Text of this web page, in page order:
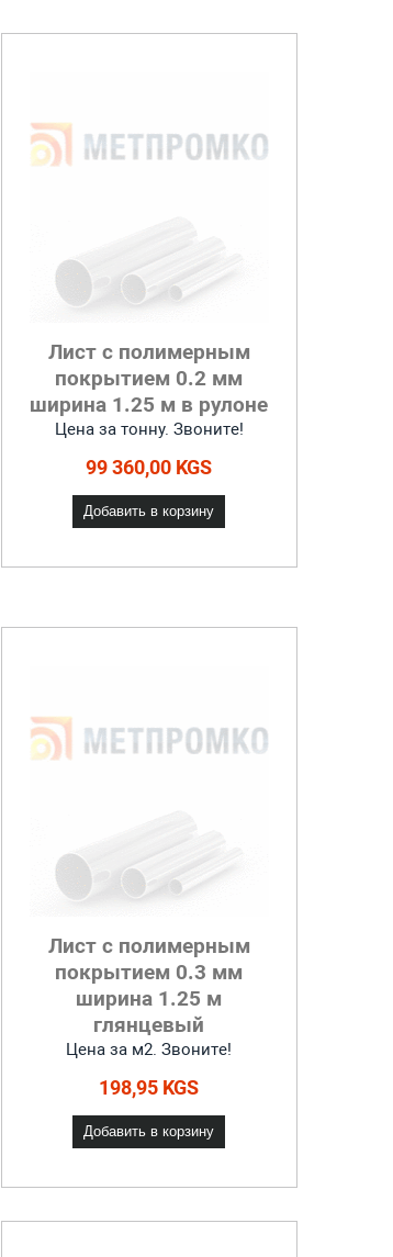
Лист с полимерным
покрытием 0.2 мм
ширина 1.25 м в рулоне
Цена за тонну. Звоните!
99 360,00 KGS
Добавить в корзину
Лист с полимерным
покрытием 0.3 мм
ширина 1.25 м
глянцевый
Цена за м2. Звоните!
198,95 KGS
Добавить в корзину